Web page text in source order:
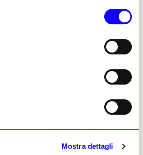
Mostra dettagli